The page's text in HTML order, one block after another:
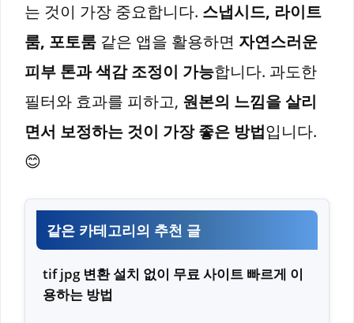
는 것이 가장 중요합니다. 스냅시드, 라이트
룸, 포토룸 같은 앱을 활용하면 자연스러운
피부 톤과 색감 조정이 가능합니다. 과도한
필터와 효과를 피하고, 원본의 느낌을 살리
면서 보정하는 것이 가장 좋은 방법입니다.
😊
같은 카테고리의 추천 글
tif jpg 변환 설치 없이 무료 사이트 빠르게 이
용하는 방법